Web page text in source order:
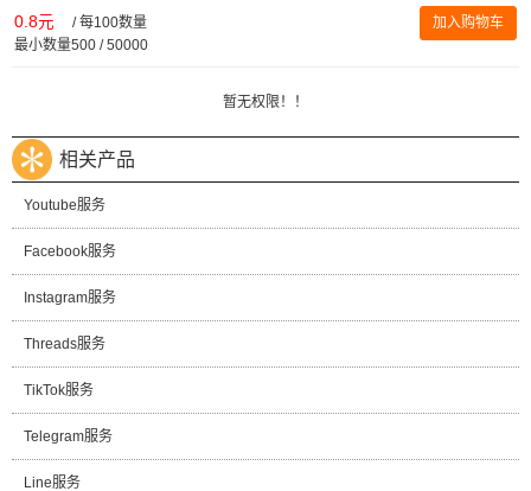
0.8元 /每100数量
最小数量500 / 50000
加入购物车
暂无权限！！
相关产品
Youtube服务
Facebook服务
Instagram服务
Threads服务
TikTok服务
Telegram服务
Line服务